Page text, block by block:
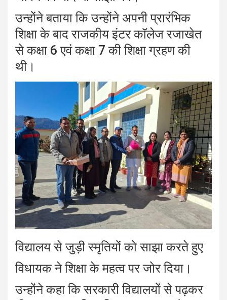
उन्होंने बताया कि उन्होंने अपनी प्रारंभिक
शिक्षा के बाद राजकीय इंटर कॉलेज रजाखेत
से कक्षा 6 एवं कक्षा 7 की शिक्षा ग्रहण की
थी।
विद्यालय से जुड़ी स्मृतियों को साझा करते हुए
विधायक ने शिक्षा के महत्व पर जोर दिया।
उन्होंने कहा कि सरकारी विद्यालयों से पढ़कर